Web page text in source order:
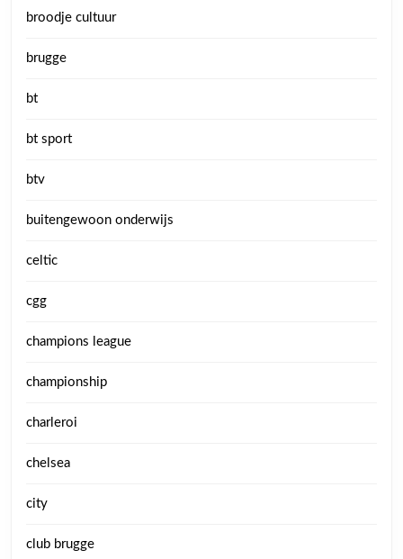
broodje cultuur
brugge
bt
bt sport
btv
buitengewoon onderwijs
celtic
cgg
champions league
championship
charleroi
chelsea
city
club brugge